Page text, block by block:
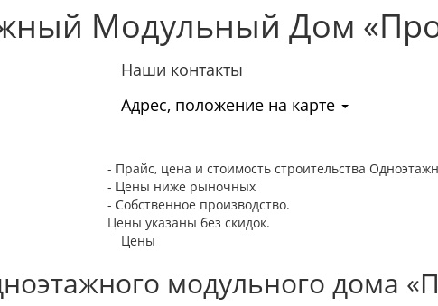
Модульный Дом
Наши контакты
Адрес, положение на карте
- Прайс, цена и стоимость строительства
- Цены ниже рыночных
- Собственное производство.
Цены указаны без скидок.
Цены
модульного дома